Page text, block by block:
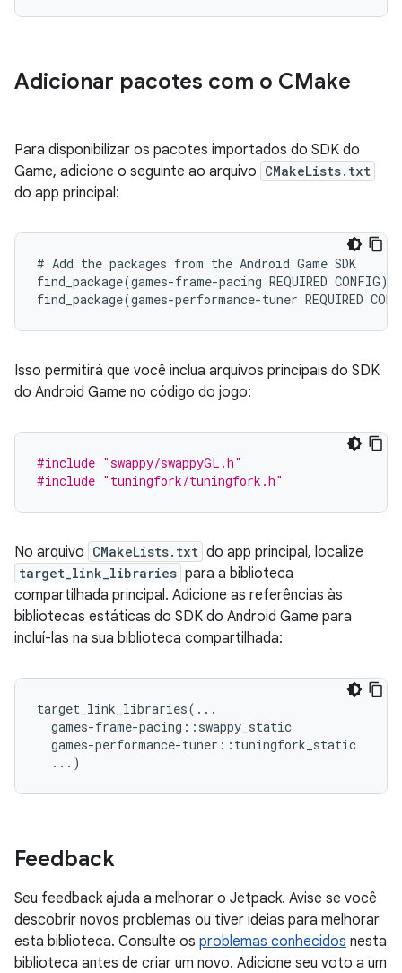
Adicionar pacotes com o CMake
Para disponibilizar os pacotes importados do SDK do
Game, adicione o seguinte ao arquivo CMakeLists.txt
do app principal:
# Add the packages from the Android Game SDK
find_package(games-frame-pacing REQUIRED CONFIG)
Isso permitirá que você inclua arquivos principais do SDK
do Android Game no código do jogo:
#include "swappy/swappyGL.h"
#include "tuningfork/tuningfork.h"
No arquivo CMakeLists.txt do app principal, localize
target_link_libraries para a biblioteca
compartilhada principal. Adicione as referências às
bibliotecas estáticas do SDK do Android Game para
incluí-las na sua biblioteca compartilhada:
target_link_libraries(...
  games-frame-pacing::swappy_static
  games-performance-tuner::tuningfork_static
Feedback
Seu feedback ajuda a melhorar o Jetpack. Avise se você
descobrir novos problemas ou tiver ideias para melhorar
esta biblioteca. Consulte os problemas conhecidos nesta
biblioteca antes de criar um novo. Adicione seu voto a um